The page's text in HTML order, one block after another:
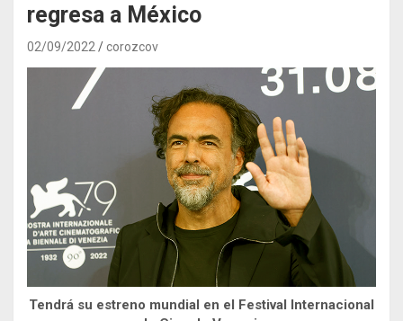
regresa a México
02/09/2022 corozcov
Tendrá su estreno mundial en el Festival Internacional